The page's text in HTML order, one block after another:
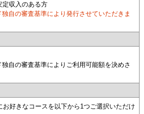
定収入のある方
独自の審査基準により発行させていただきま
独自の審査基準によりご利用可能額を決めさ
お好きなコースを以下から1つご選択いただけ